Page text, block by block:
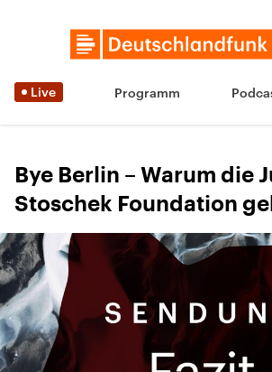
Live Programm
Bye Berlin – Warum die
Stoschek Foundation